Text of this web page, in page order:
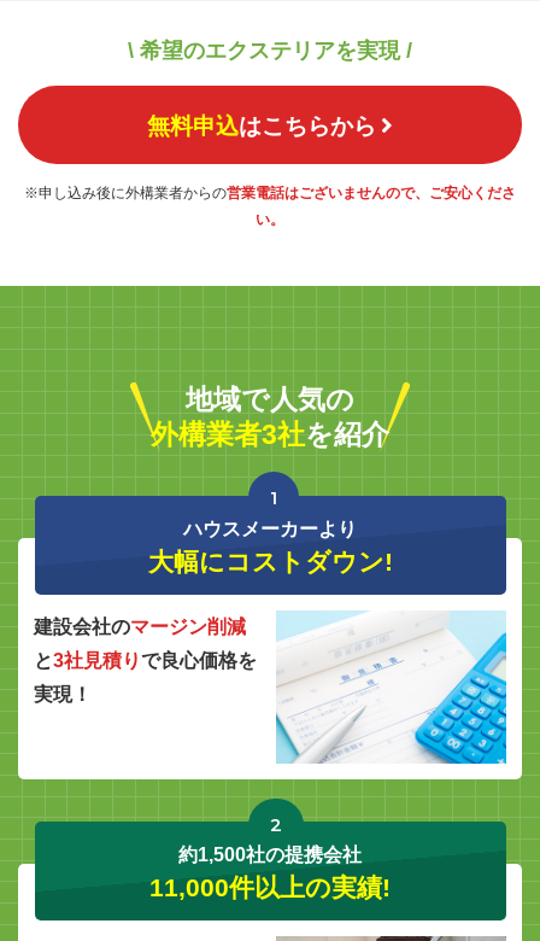
\ 希望のエクステリアを実現 /
無料申込はこちらから
※申し込み後に外構業者からの営業電話はございませんので、ご安心くださ
い。
地域で人気の
外構業者3社を紹介
1
ハウスメーカーより
大幅にコストダウン!
建設会社のマージン削減
と3社見積りで良心価格を
実現！
2
約1,500社の提携会社
11,000件以上の実績!